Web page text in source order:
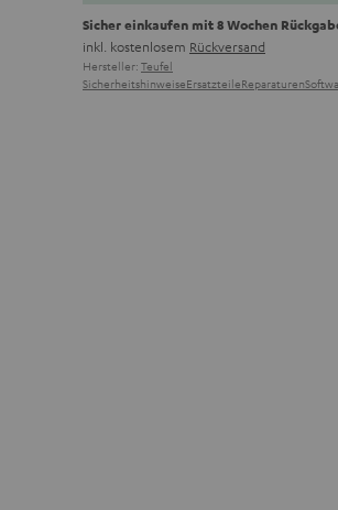
Sicher einkaufen mit 8 Wochen
inkl. kostenlosem Rückversand
Hersteller: Teufel
SicherheitshinweiseErsatzteileReparaturen